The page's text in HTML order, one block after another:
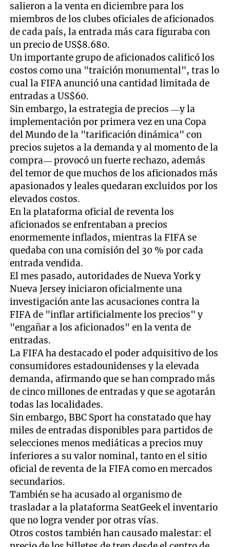
salieron a la venta en diciembre para los
miembros de los clubes oficiales de aficionados
de cada país, la entrada más cara figuraba con
un precio de US$8.680.
Un importante grupo de aficionados calificó los
costos como una "traición monumental", tras lo
cual la FIFA anunció una cantidad limitada de
entradas a US$60.
Sin embargo, la estrategia de precios —y la
implementación por primera vez en una Copa
del Mundo de la "tarificación dinámica" con
precios sujetos a la demanda y al momento de la
compra— provocó un fuerte rechazo, además
del temor de que muchos de los aficionados más
apasionados y leales quedaran excluidos por los
elevados costos.
En la plataforma oficial de reventa los
aficionados se enfrentaban a precios
enormemente inflados, mientras la FIFA se
quedaba con una comisión del 30 % por cada
entrada vendida.
El mes pasado, autoridades de Nueva York y
Nueva Jersey iniciaron oficialmente una
investigación ante las acusaciones contra la
FIFA de "inflar artificialmente los precios" y
"engañar a los aficionados" en la venta de
entradas.
La FIFA ha destacado el poder adquisitivo de los
consumidores estadounidenses y la elevada
demanda, afirmando que se han comprado más
de cinco millones de entradas y que se agotarán
todas las localidades.
Sin embargo, BBC Sport ha constatado que hay
miles de entradas disponibles para partidos de
selecciones menos mediáticas a precios muy
inferiores a su valor nominal, tanto en el sitio
oficial de reventa de la FIFA como en mercados
secundarios.
También se ha acusado al organismo de
trasladar a la plataforma SeatGeek el inventario
que no logra vender por otras vías.
Otros costos también han causado malestar: el